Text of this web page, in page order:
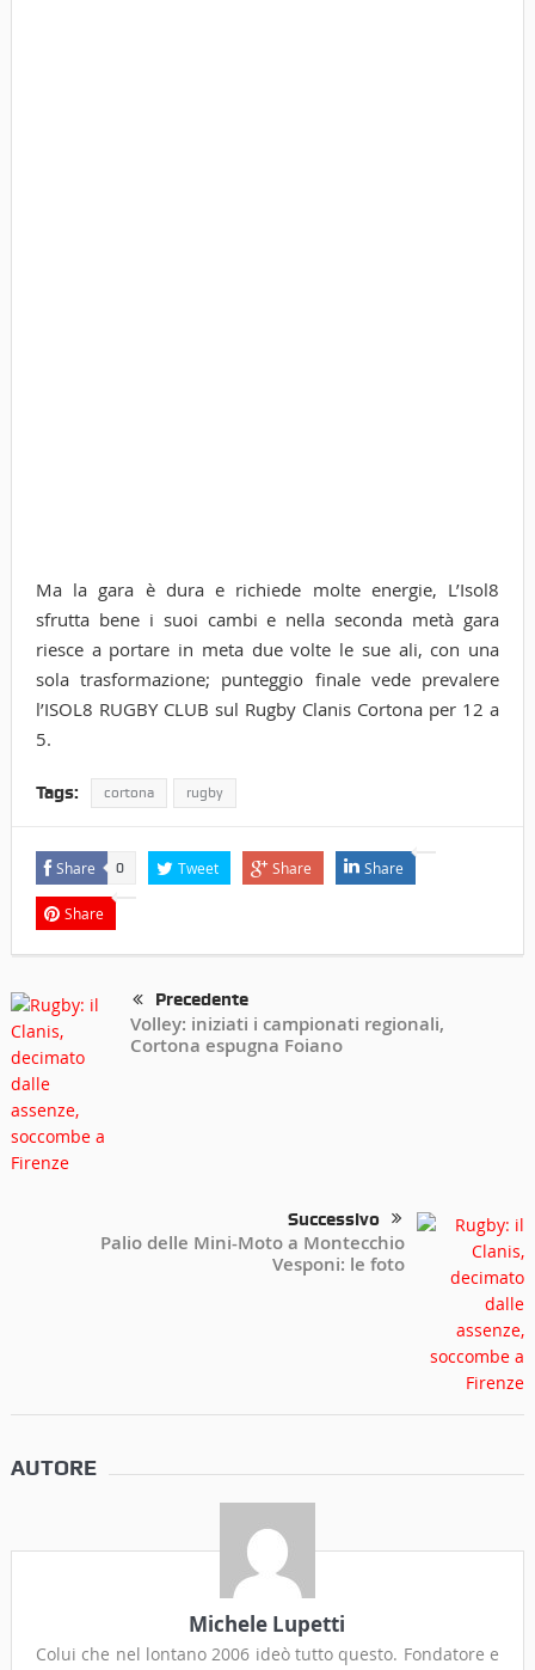
Ma la gara è dura e richiede molte energie, L’Isol8
sfrutta bene i suoi cambi e nella seconda metà gara
riesce a portare in meta due volte le sue ali, con una
sola trasformazione; punteggio finale vede prevalere
l’ISOL8 RUGBY CLUB sul Rugby Clanis Cortona per 12 a
5.
Tags: cortona rugby
Share 0 Tweet Share Share
Share
Precedente
Volley: iniziati i campionati regionali,
Cortona espugna Foiano
Successivo
Palio delle Mini-Moto a Montecchio
Vesponi: le foto
AUTORE
Michele Lupetti
Colui che nel lontano 2006 ideò tutto questo. Fondatore e